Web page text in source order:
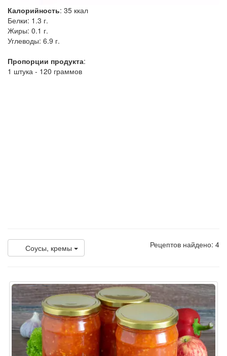
Калорийность: 35 ккал
Белки: 1.3 г.
Жиры: 0.1 г.
Углеводы: 6.9 г.
Пропорции продукта:
1 штука - 120 граммов
Соусы, кремы Рецептов найдено: 4